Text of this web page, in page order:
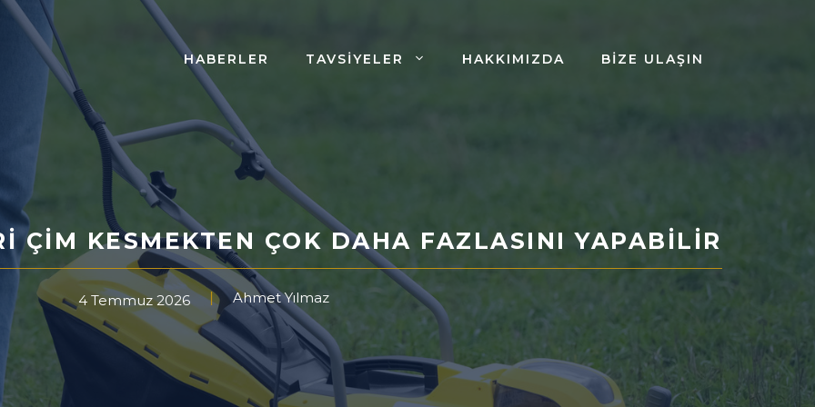
HABERLER TAVSIYELER HAKKIMIZDA BIZE ULAŞIN
ÇIM KESMEKTEN ÇOK DAHA FAZLASINI YAPABILIR
4 Temmuz 2026 Ahmet Yılmaz